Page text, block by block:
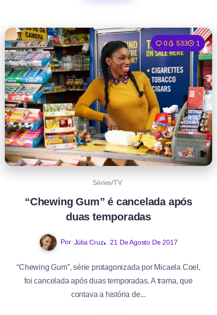
0 533 1
Séries/TV
“Chewing Gum” é cancelada após
duas temporadas
Por Júlia Cruz 21 De Agosto De 2017
“Chewing Gum”, série protagonizada por Micaela Coel,
foi cancelada após duas temporadas. A trama, que
contava a história de...